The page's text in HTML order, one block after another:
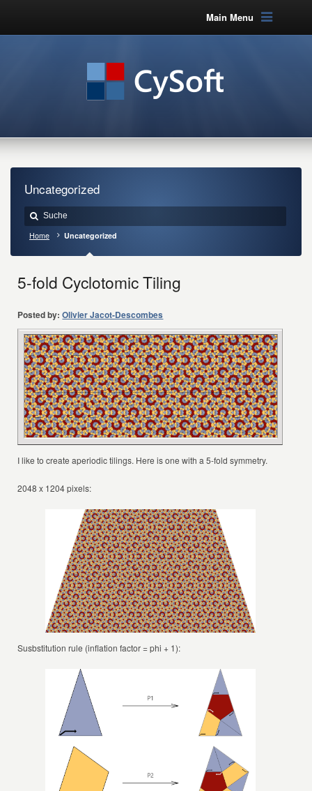
Main Menu
Uncategorized
Home Uncategorized
5-fold Cyclotomic Tiling
Posted by: Olivier Jacot-Descombes
I like to create aperiodic tilings. Here is one with a 5-fold symmetry.
2048 x 1204 pixels:
Susbstitution rule (inflation factor = phi + 1):